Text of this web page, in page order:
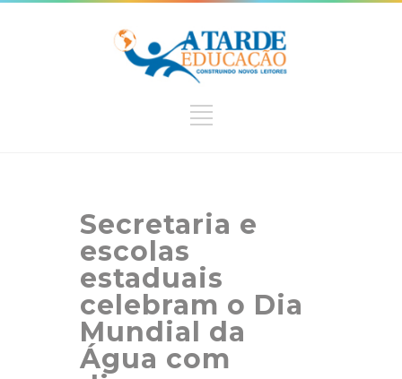
Secretaria e
escolas
estaduais
celebram o Dia
Mundial da
Água com